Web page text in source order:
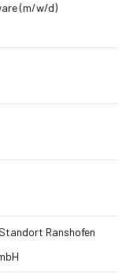
(m/w/d)
Ranshofen